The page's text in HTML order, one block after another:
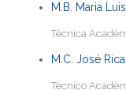
M.B. Maria
Técnica
M.C. José
Técnico